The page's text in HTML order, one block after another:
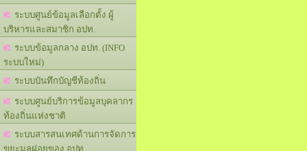
ระบบศูนย์ข้อมูลเลือกตั้ง ผู้
บริหารและสมาชิก อปท.
ระบบข้อมูลกลาง อปท. (INFO
ระบบใหม่)
ระบบบันทึกบัญชีท้องถิ่น
ระบบศูนย์บริการข้อมูลบุคลากร
ท้องถิ่นแห่งชาติ
ระบบสารสนเทศด้านการจัดการ
ขยะมูลฝอยของ อปท.